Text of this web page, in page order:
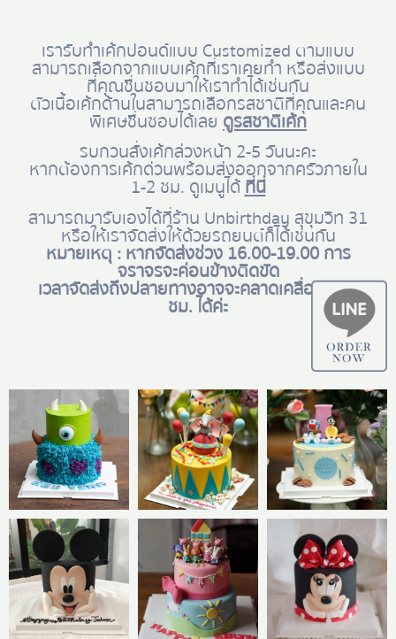
เรารับทำเค้กปอนด์แบบ Customized ตามแบบ
สามารถเลือกจากแบบเค้กที่เราเคยทำ หรือส่งแบบ
ที่คุณชื่นชอบมาให้เราทำได้เช่นกัน
ตัวเนื้อเค้กด้านในสามารถเลือกรสชาติที่คุณและคน
พิเศษชื่นชอบได้เลย ดูรสชาติเค้ก
รบกวนสั่งเค้กล่วงหน้า 2-5 วันนะคะ
หากต้องการเค้กด่วนพร้อมส่งออกจากครัวภายใน
1-2 ชม. ดูเมนูได้ที่นี่
สามารถมารับเองได้ที่ร้าน Unbirthday สุขุมวิท 31
หรือให้เราจัดส่งให้ด้วยรถยนต์ก็ได้เช่นกัน
หมายเหตุ : หากจัดส่งช่วง 16.00-19.00 การ
จราจรจะค่อนข้างติดขัด
เวลาจัดส่งถึงปลายทางอาจจะคลาดเคลื่อน +- 1
ชม. ได้ค่ะ